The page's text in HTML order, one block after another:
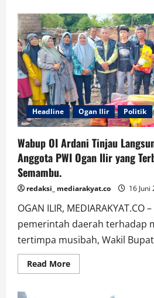
Pelantikan,
Ketua
PWI
Ogan
Ilir
Terpilih
Heri
Kusnadi
Tegaskan
Komitmen
Perkuat
Organisasi
Headline Ogan Ilir Politik
Wabup OI Ardani Tinjau
Anggota PWI Ogan Ilir yang
Semambu.
redaksi_ mediarakyat.co 16 Juni
OGAN ILIR,
pemerintah daerah terhadap
tertimpa musibah, Wakil
Read MoreRead
more